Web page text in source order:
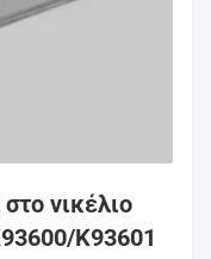
νικέλιο
K93601